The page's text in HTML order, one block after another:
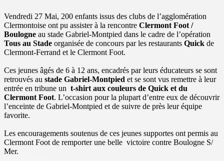
Vendredi 27 Mai, 200 enfants issus des clubs de l’agglomération
Clermontoise ont pu assister à la rencontre Clermont Foot /
Boulogne au stade Gabriel-Montpied dans le cadre de l’opération
Tous au Stade organisée de concours par les restaurants Quick de
Clermont-Ferrand et le Clermont Foot.
Ces jeunes âgés de 6 à 12 ans, encadrés par leurs éducateurs se sont
retrouvés au stade Gabriel-Montpied et se sont vus remettre à leur
entrée en tribune un t-shirt aux couleurs de Quick et du
Clermont Foot. L’occasion pour la plupart d’entre eux de découvrir
l’enceinte de Gabriel-Montpied et de suivre de près leur équipe
favorite.
Les encouragements soutenus de ces jeunes supportes ont permis au
Clermont Foot de remporter une belle victoire contre Boulogne S/
Mer.